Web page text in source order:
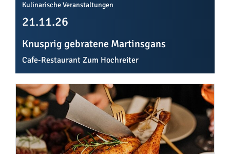
Kulinarische Veranstaltungen
21.11.26
Knusprig gebratene Martinsgans
Cafe-Restaurant Zum Hochreiter